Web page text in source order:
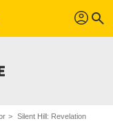
profil search
Silent Hill: Revelation